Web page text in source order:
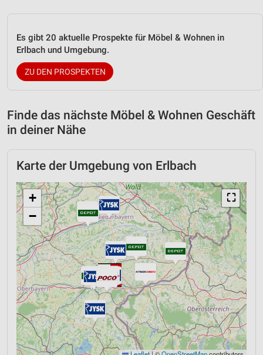
Es gibt 20 aktuelle Prospekte für Möbel & Wohnen in
Erlbach und Umgebung.
ZU DEN PROSPEKTEN
Finde das nächste Möbel & Wohnen Geschäft
in deiner Nähe
Karte der Umgebung von Erlbach
⛶
+
−